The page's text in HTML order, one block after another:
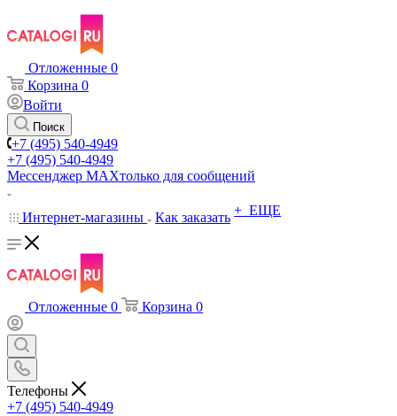
Отложенные 0
Корзина 0
Войти
Поиск
+7 (495) 540-4949
+7 (495) 540-4949
Мессенджер МАХтолько для сообщений
Интернет-магазины Как заказать + ЕЩЕ
Отложенные 0 Корзина 0
Телефоны
+7 (495) 540-4949